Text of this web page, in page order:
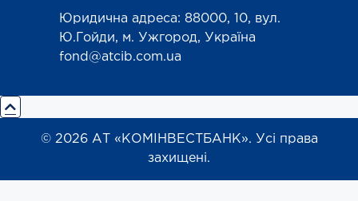
Юридична адреса: 88000, 10, вул.
Ю.Гойди, м. Ужгород, Україна
fond@atcib.com.ua
© 2026 АТ «КОМІНВЕСТБАНК». Усі права
захищені.